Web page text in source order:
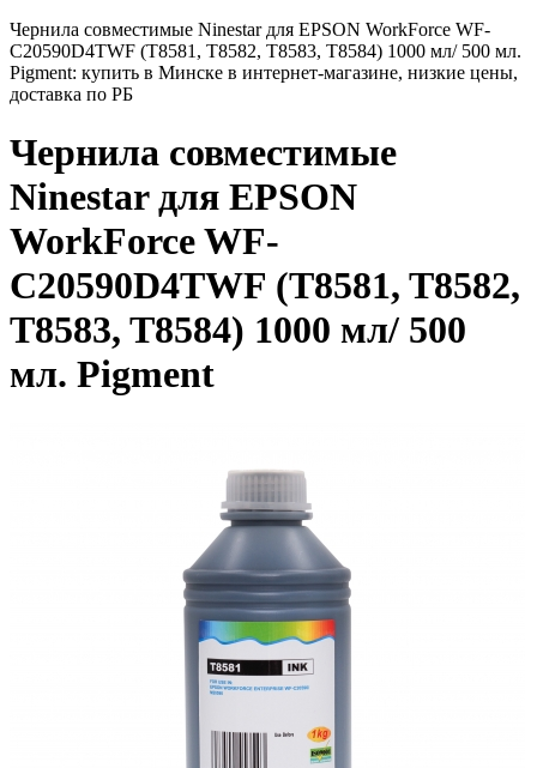
Чернила совместимые Ninestar для EPSON WorkForce WF-
C20590D4TWF (T8581, T8582, T8583, T8584) 1000 мл/ 500 мл.
Pigment: купить в Минске в интернет-магазине, низкие цены,
доставка по РБ
Чернила совместимые
Ninestar для EPSON
WorkForce WF-
C20590D4TWF (T8581, T8582,
T8583, T8584) 1000 мл/ 500
мл. Pigment